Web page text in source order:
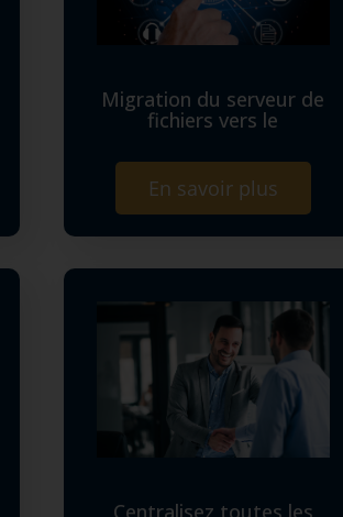
Migration du serveur de
fichiers vers le
En savoir plus